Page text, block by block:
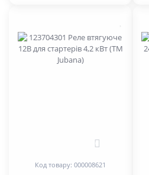
0
Код товару: 000008621